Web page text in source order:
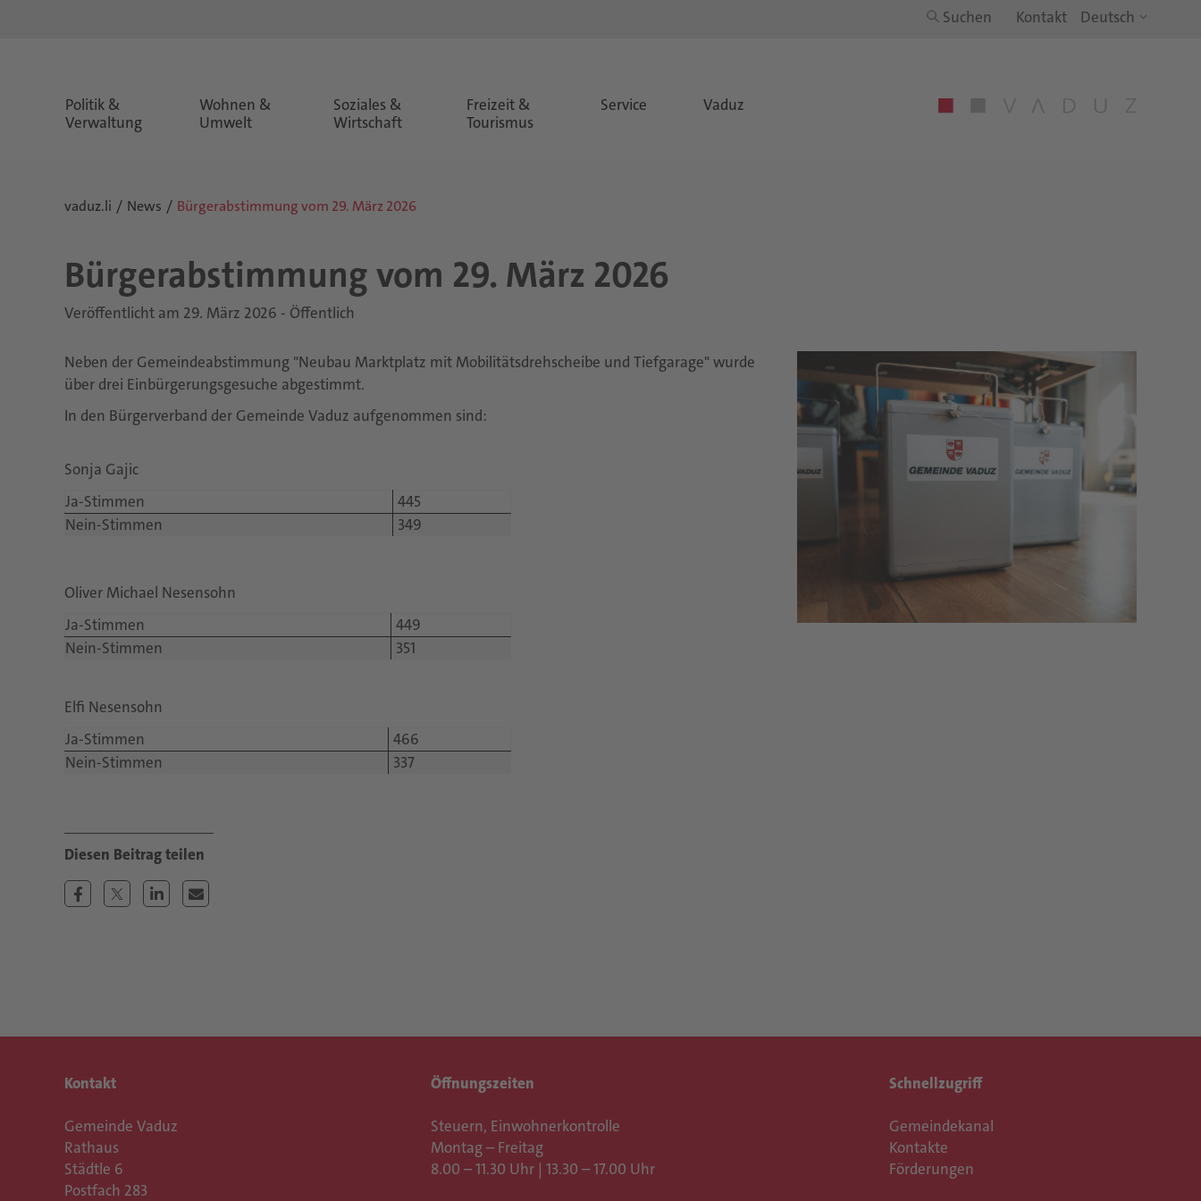
Suchen Kontakt
Politik &
Verwaltung
Wohnen &
Umwelt
Soziales &
Wirtschaft
Freizeit &
Tourismus
Service Vaduz
vaduz.li News Bürgerabstimmung vom 29. März 2026
Bür­ger­ab­stim­mung vom 29. März 2026
Veröffentlicht am 29. März 2026 - Öffentlich
Neben der Gemeindeabstimmung "Neubau Marktplatz mit Mobilitätsdrehscheibe und Tiefgarage" wurde
über drei Einbürgerungsgesuche abgestimmt.
In den Bürgerverband der Gemeinde Vaduz aufgenommen sind:
Sonja Gajic
Ja-Stimmen
445
Nein-Stimmen
349
Oliver Michael Nesensohn
Ja-Stimmen
449
Nein-Stimmen
351
Elfi Nesensohn
Ja-Stimmen
466
Nein-Stimmen
337
Kontakt
Gemeinde Vaduz
Rathaus
Städtle 6
Postfach 283
Öffnungszeiten
Steuern, Einwohnerkontrolle
Montag – Freitag
8.00 – 11.30 Uhr | 13.30 – 17.00 Uhr
Schnellzugriff
Gemeindekanal
Kontakte
Förderungen